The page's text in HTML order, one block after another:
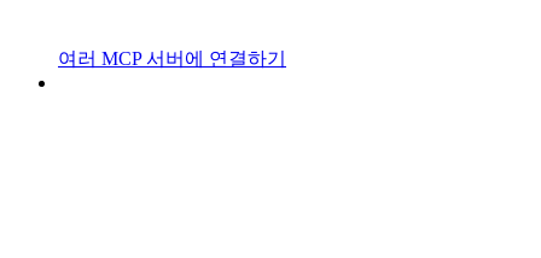
여러 MCP 서버에 연결하기